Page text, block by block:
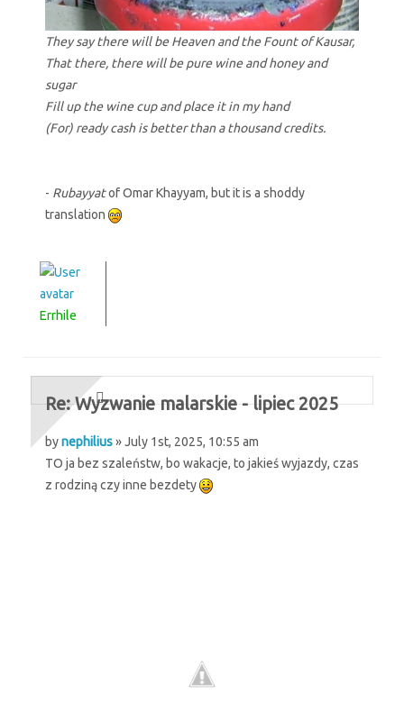
They say there will be Heaven and the Fount of Kausar,
That there, there will be pure wine and honey and
sugar
Fill up the wine cup and place it in my hand
(For) ready cash is better than a thousand credits.
- Rubayyatof Omar Khayyam, but it is a shoddy
translation
Errhile
Re: Wyzwanie malarskie - lipiec 2025
bynephilius» July 1st, 2025, 10:55 am
TO ja bez szaleństw, bo wakacje, to jakieś wyjazdy, czas
z rodziną czy inne bezdety